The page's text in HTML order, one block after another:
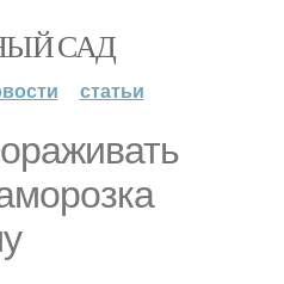
САД
статьи